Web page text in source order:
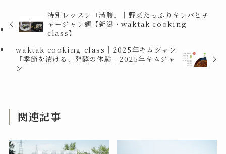
特別レッスン『満腹』｜野菜たっぷりキンパとチ
ャージャン麺【新潟・waktak cooking
class】
waktak cooking class｜2025年キムジャン
「季節を漬ける、発酵の体験」2025年キムジャ
ン
関連記事